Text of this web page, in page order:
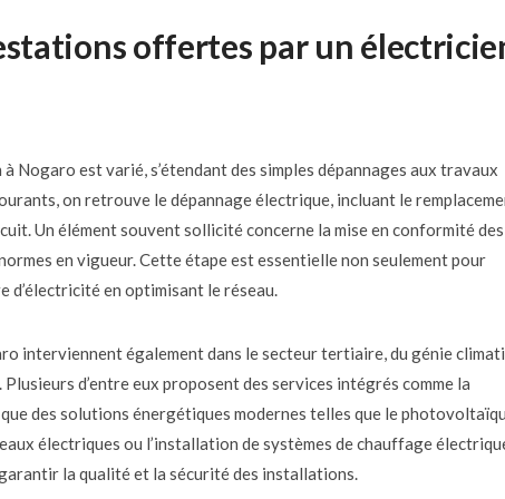
offertes par un
Nogaro est varié, s’étendant des simples dépannages aux travaux
on retrouve le dépannage électrique, incluant le
Un élément souvent sollicité concerne la mise en conformité des
en vigueur. Cette étape est essentielle non seulement pour
d’électricité en optimisant le réseau.
interviennent également dans le secteur tertiaire, du génie
d’entre eux proposent des services intégrés comme la
des solutions énergétiques modernes telles que le
électriques ou l’installation de systèmes de chauffage
la qualité et la sécurité des installations.